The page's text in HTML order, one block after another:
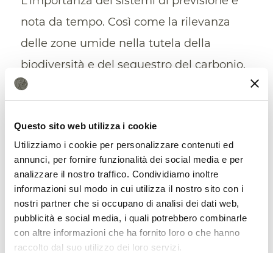
Questo sito web utilizza i cookie
Utilizziamo i cookie per personalizzare contenuti ed
annunci, per fornire funzionalità dei social media e per
analizzare il nostro traffico. Condividiamo inoltre
informazioni sul modo in cui utilizza il nostro sito con i
nostri partner che si occupano di analisi dei dati web,
pubblicità e social media, i quali potrebbero combinarle
con altre informazioni che ha fornito loro o che hanno
raccolto dal suo utilizzo dei loro servizi.
nota da tempo. Così come la rilevanza
delle zone umide nella tutela della
biodiversità e del sequestro del carbonio.
Due servizi che vengono svolti
costiere e che sono oggi sempre più a
rischio. Di recente, uno studio
,pubblicatosulla rivistaNature
Communications, ha coinvolto studiosi
delPacific Northwest National
Laboratory(PNNL), del Lawrence